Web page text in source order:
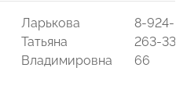
Ларькова
Татьяна
Владимировна
8-924-
263-33-
66